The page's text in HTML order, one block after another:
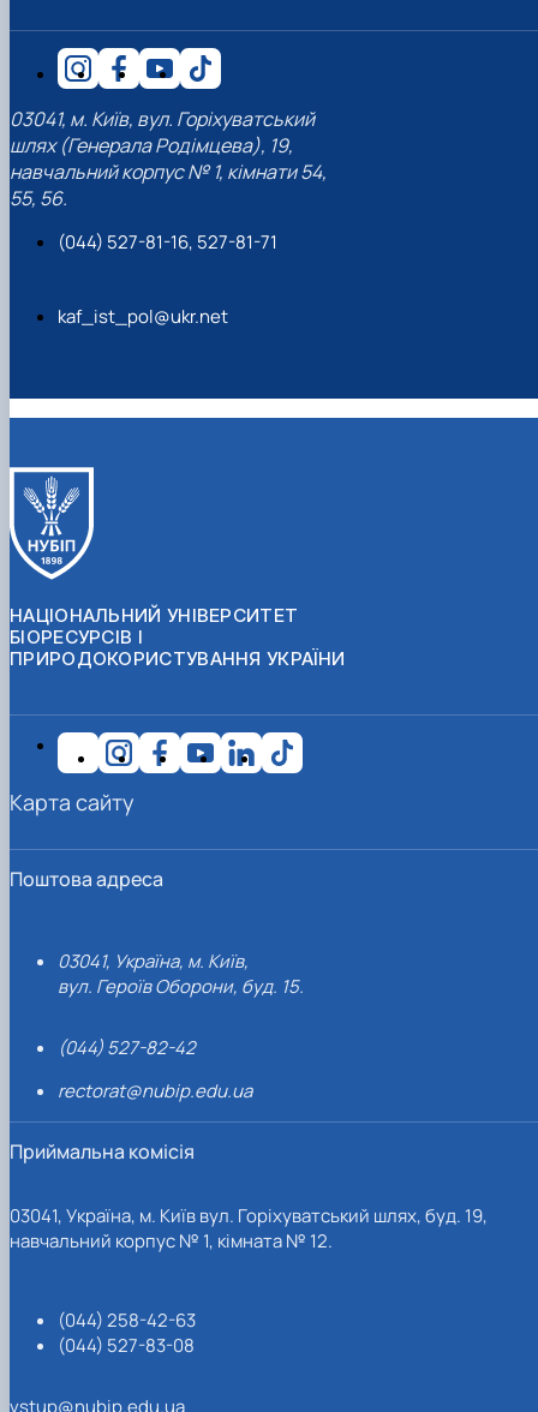
03041, м. Київ, вул. Горіхуватський
шлях (Генерала Родімцева), 19,
навчальний корпус № 1, кімнати 54,
55, 56.
(044) 527-81-16, 527-81-71
kaf_ist_pol@ukr.net
НАЦІОНАЛЬНИЙ УНІВЕРСИТЕТ
БІОРЕСУРСІВ І
ПРИРОДОКОРИСТУВАННЯ УКРАЇНИ
Поштова адреса
03041, Україна, м. Київ,
вул. Героїв Оборони, буд. 15.
(044) 527-82-42
rectorat@nubip.edu.ua
Приймальна комісія
03041, Україна, м. Київ вул. Горіхуватський шлях, буд. 19,
навчальний корпус № 1, кімната № 12.
(044) 258-42-63
(044) 527-83-08
vstup@nubip.edu.ua
Карта сайту